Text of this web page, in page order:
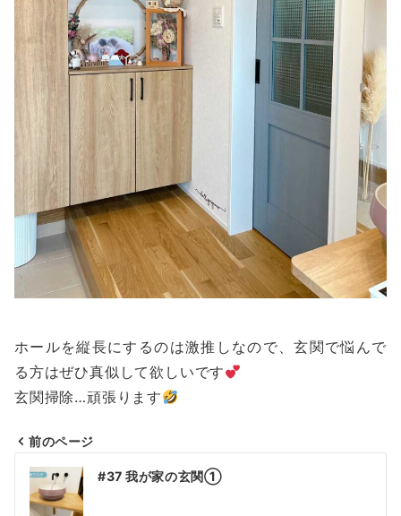
ホールを縦長にするのは激推しなので、玄関で悩んで
る方はぜひ真似して欲しいです
玄関掃除…頑張ります
投
稿
前のページ
#37 我が家の玄関①